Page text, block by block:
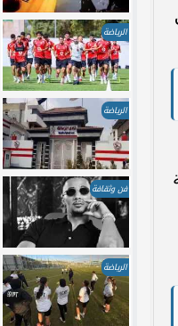
الرياضة
الرياضة
فن وثقافة
الرياضة